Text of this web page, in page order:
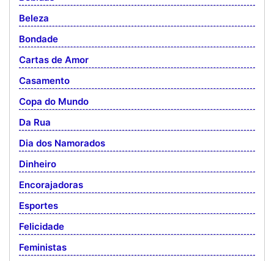
Beleza
Bondade
Cartas de Amor
Casamento
Copa do Mundo
Da Rua
Dia dos Namorados
Dinheiro
Encorajadoras
Esportes
Felicidade
Feministas